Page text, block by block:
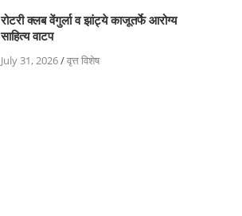
रोटरी क्लब वेंगुर्ला व झांट्ये काजूतर्फे आरोग्य
साहित्य वाटप
July 31, 2026/वृत्त विशेष